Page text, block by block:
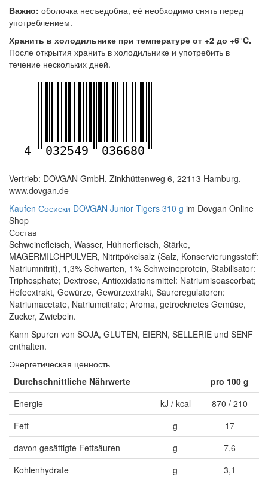
Важно: оболочка несъедобна, её необходимо снять перед
употреблением.
Хранить в холодильнике при температуре от +2 до +6°C.
После открытия хранить в холодильнике и употребить в
течение нескольких дней.
4 032549 036680
Vertrieb: DOVGAN GmbH, Zinkhüttenweg 6, 22113 Hamburg,
www.dovgan.de
Kaufen Сосиски DOVGAN Junior Tigers 310 g im Dovgan Online
Shop
Состав
Schweinefleisch, Wasser, Hühnerfleisch, Stärke,
MAGERMILCHPULVER, Nitritpökelsalz (Salz, Konservierungsstoff:
Natriumnitrit), 1,3% Schwarten, 1% Schweineprotein, Stabilisator:
Triphosphate; Dextrose, Antioxidationsmittel: Natriumisoascorbat;
Hefeextrakt, Gewürze, Gewürzextrakt, Säureregulatoren:
Natriumacetate, Natriumcitrate; Aroma, getrocknetes Gemüse,
Zucker, Zwiebeln.
Kann Spuren von SOJA, GLUTEN, EIERN, SELLERIE und SENF
enthalten.
Энергетическая ценность
Durchschnittliche Nährwerte
pro 100 g
Energie
kJ / kcal
870 / 210
Fett
g
17
davon gesättigte Fettsäuren
g
7,6
Kohlenhydrate
g 3,1